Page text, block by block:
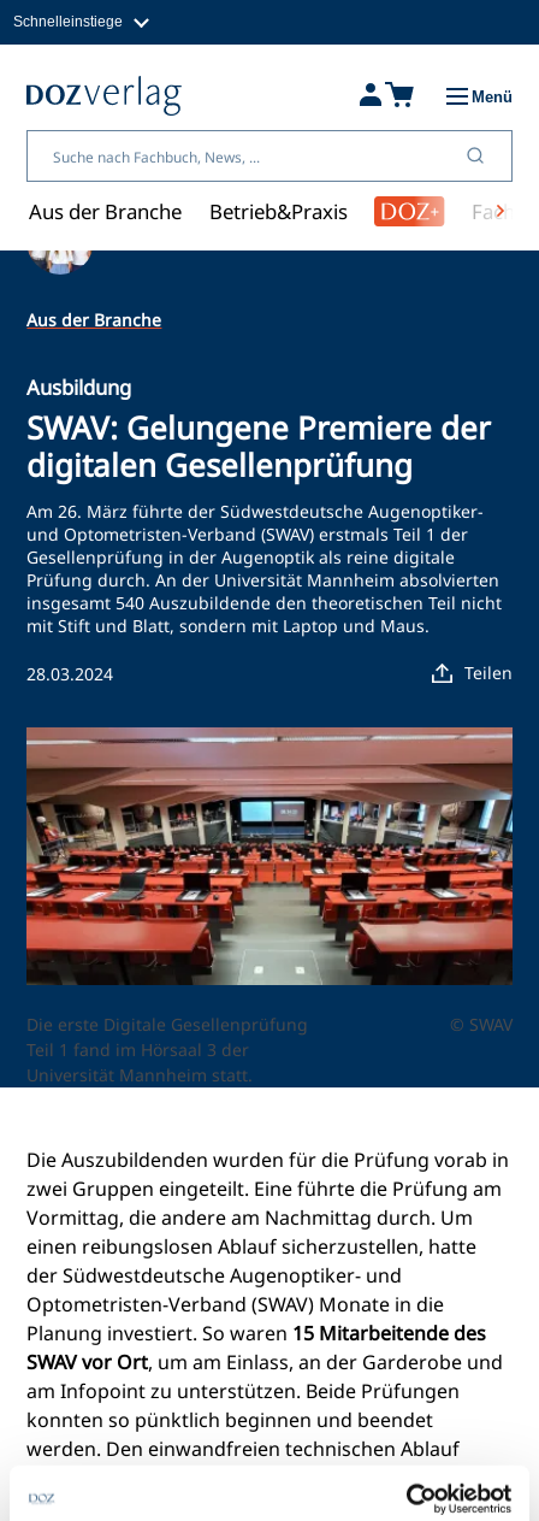
Inhalt
Schnelleinstiege
Fachbücher & Shop
Über uns
Menü
Aus der Branche Betrieb&Praxis
Aus der Branche
Ausbildung
SWAV: Gelungene Premiere der
digitalen Gesellenprüfung
Am 26. März führte der Südwestdeutsche Augenoptiker-
und Optometristen-Verband (SWAV) erstmals Teil 1 der
Gesellenprüfung in der Augenoptik als reine digitale
Prüfung durch. An der Universität Mannheim absolvierten
insgesamt 540 Auszubildende den theoretischen Teil nicht
mit Stift und Blatt, sondern mit Laptop und Maus.
28.03.2024 Teilen
Die erste Digitale Gesellenprüfung
Teil 1 fand im Hörsaal 3 der
Universität Mannheim statt.
© SWAV
Die Auszubildenden wurden für die Prüfung vorab in
zwei Gruppen eingeteilt. Eine führte die Prüfung am
Vormittag, die andere am Nachmittag durch. Um
einen reibungslosen Ablauf sicherzustellen, hatte
der Südwestdeutsche Augenoptiker- und
Optometristen-Verband (SWAV) Monate in die
Planung investiert. So waren 15 Mitarbeitende des
SWAV vor Ort, um am Einlass, an der Garderobe und
am Infopoint zu unterstützen. Beide Prüfungen
konnten so pünktlich beginnen und beendet
werden. Den einwandfreien technischen Ablauf
IQUL aus Bergisch
Gladbach